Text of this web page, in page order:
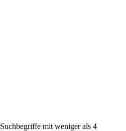
Suchbegriffe mit weniger als 4